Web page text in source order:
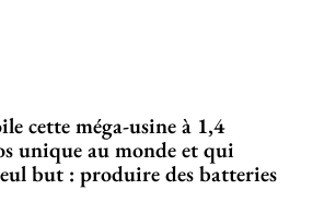
cette méga-usine à 1,4
unique au monde et qui
but : produire des batteries